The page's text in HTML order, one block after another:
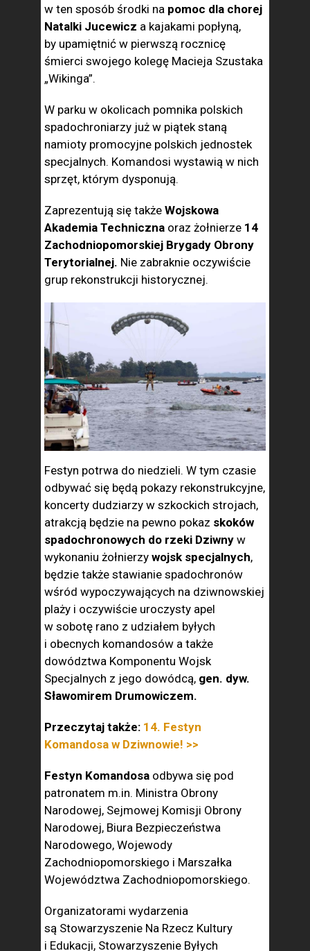
w ten sposób środki na pomoc dla chorej
Natalki Jucewicz a kajakami popłyną,
by upamiętnić w pierwszą rocznicę
śmierci swojego kolegę Macieja Szustaka
„Wikinga”.
W parku w okolicach pomnika polskich
spadochroniarzy już w piątek staną
namioty promocyjne polskich jednostek
specjalnych. Komandosi wystawią w nich
sprzęt, którym dysponują.
Zaprezentują się także Wojskowa
Akademia Techniczna oraz żołnierze 14
Zachodniopomorskiej Brygady Obrony
Terytorialnej. Nie zabraknie oczywiście
grup rekonstrukcji historycznej.
Festyn potrwa do niedzieli. W tym czasie
odbywać się będą pokazy rekonstrukcyjne,
koncerty dudziarzy w szkockich strojach,
atrakcją będzie na pewno pokaz skoków
spadochronowych do rzeki Dziwny w
wykonaniu żołnierzy wojsk specjalnych,
będzie także stawianie spadochronów
wśród wypoczywających na dziwnowskiej
plaży i oczywiście uroczysty apel
w sobotę rano z udziałem byłych
i obecnych komandosów a także
dowództwa Komponentu Wojsk
Specjalnych z jego dowódcą, gen. dyw.
Sławomirem Drumowiczem.
Przeczytaj także: 14. Festyn
Komandosa w Dziwnowie! >>
Festyn Komandosa odbywa się pod
patronatem m.in. Ministra Obrony
Narodowej, Sejmowej Komisji Obrony
Narodowej, Biura Bezpieczeństwa
Narodowego, Wojewody
Zachodniopomorskiego i Marszałka
Województwa Zachodniopomorskiego.
Organizatorami wydarzenia
są Stowarzyszenie Na Rzecz Kultury
i Edukacji, Stowarzyszenie Byłych